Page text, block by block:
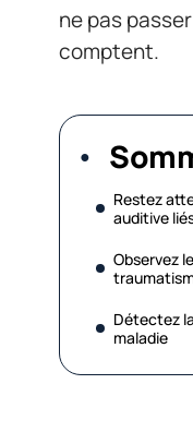
ne pas
comptent.
Restez
auditive
Observez
Détectez
maladie